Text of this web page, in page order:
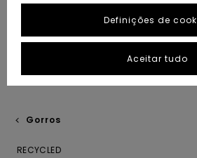
Gorros
RECYCLED
Definições de
Aceitar tudo